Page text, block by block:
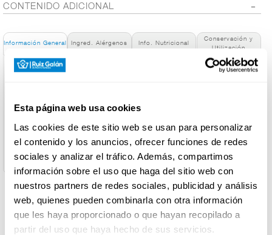
Esta página web usa cookies
Las cookies de este sitio web se usan para personalizar
el contenido y los anuncios, ofrecer funciones de redes
sociales y analizar el tráfico. Además, compartimos
información sobre el uso que haga del sitio web con
nuestros partners de redes sociales, publicidad y análisis
web, quienes pueden combinarla con otra información
que les haya proporcionado o que hayan recopilado a
partir del uso que haya hecho de sus servicios.
CORTE
VERDURAS
BEBIDAS
DROGUERÍA
Y LIMPIEZA
PERFUMERÍA
E HIGIENE
CONTENIDO ADICIONAL
Información General Ingred. Alérgenos Info. Nutricional
Conservación y
Utilización
Denominación de bebida:
Schweppes, S.A.
C/ Mahonia 2, 5ª planta - 28043 Madrid
Cantidad Neta:
33 cl
Productos relacionados